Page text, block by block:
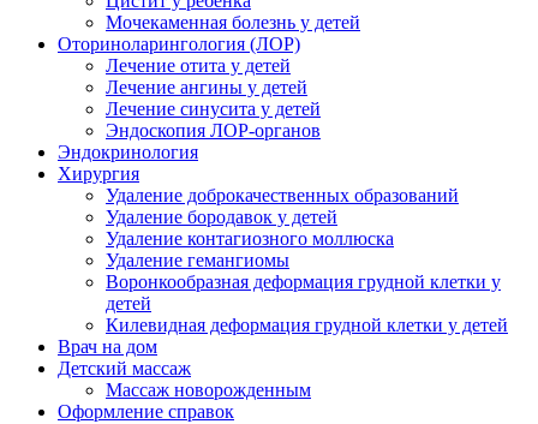
Мочекаменная болезнь у детей
Оториноларингология (ЛОР)
Лечение отита у детей
Лечение ангины у детей
Лечение синусита у детей
Эндоскопия ЛОР-органов
Эндокринология
Хирургия
Удаление доброкачественных образований
Удаление бородавок у детей
Удаление контагиозного моллюска
Удаление гемангиомы
Воронкообразная деформация грудной клетки у
детей
Килевидная деформация грудной клетки у детей
Врач на дом
Детский массаж
Массаж новорожденным
Оформление справок